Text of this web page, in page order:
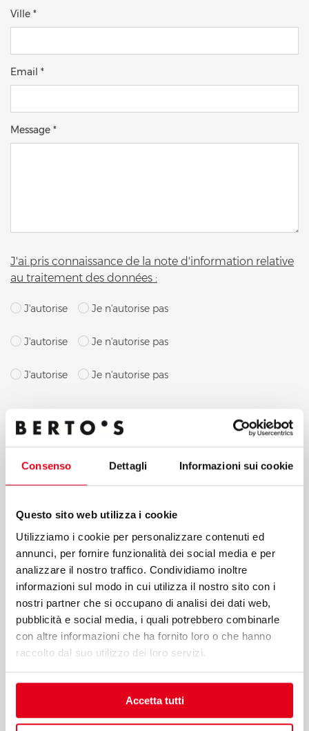
Consenso Dettagli Informazioni sui cookie
Questo sito web utilizza i cookie
Utilizziamo i cookie per personalizzare contenuti ed
annunci, per fornire funzionalità dei social media e per
analizzare il nostro traffico. Condividiamo inoltre
informazioni sul modo in cui utilizza il nostro sito con i
nostri partner che si occupano di analisi dei dati web,
pubblicità e social media, i quali potrebbero combinarle
con altre informazioni che ha fornito loro o che hanno
raccolto dal suo utilizzo dei loro servizi.
Accetta tutti
Ville *
Email *
Message *
J'ai pris connaissance de la note d'information relative
au traitement des données :
J'autorise Je n'autorise pas
J'autorise Je n'autorise pas
J'autorise Je n'autorise pas
By clicking send button, I confirm that I request the service
indicated in point a) of these guidelines; my consent to the
processing of data for the purposes of the service, including
the processing methods mentioned in these guidelines,
Submit
Berto’s S.p.A.
35020 Tribano (PD) Italy
F +39 049 95 88 799